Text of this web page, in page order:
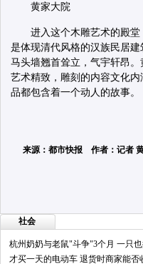
黄家大院
进入这个木雕艺术的殿
是体现清代风格的汉族民居
马头墙翘首耸立，气宇轩昂
艺术精致，雕刻的内容文化
品都包含着一个动人的故事。
来源：都市快报 作者：记者
社会
杭州奶奶与老鼠"斗争"3个月 一只
才买一天的电动车 退货时商家能否